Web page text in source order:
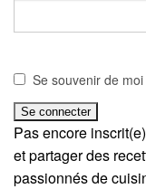
Se souvenir de moi
Pas encore
et partager des
passionnés de